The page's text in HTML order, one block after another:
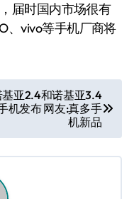
届时国内市场很有
、vivo等手机厂商将
基亚2.4和诺基亚3.4
机发布 网友:真多手
机新品